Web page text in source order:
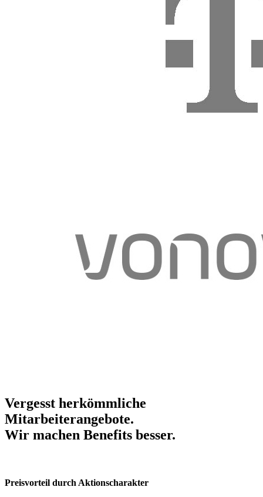
Vergesst herkömmliche
Mitarbeiterangebote.
Wir machen Benefits besser.
Preisvorteil durch Aktionscharakter